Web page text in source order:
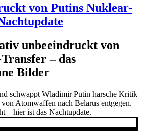
von Putins Nuklear-
unbeeindruckt von
– das
Bilder
schwappt Wladimir Putin harsche Kritik
Atomwaffen nach Belarus entgegen.
– hier ist das Nachtupdate.